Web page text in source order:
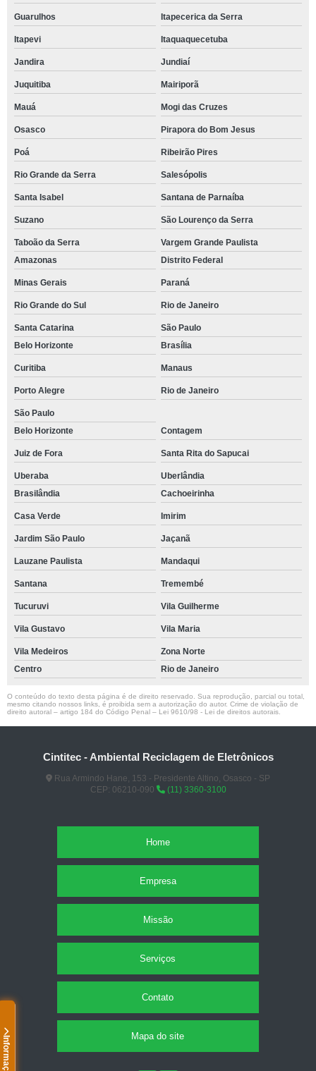
Informações
Guarulhos Itapecerica da Serra
Itapevi Itaquaquecetuba
Jandira Jundiaí
Juquitiba Mairiporã
Mauá Mogi das Cruzes
Osasco Pirapora do Bom Jesus
Poá Ribeirão Pires
Rio Grande da Serra Salesópolis
Santa Isabel Santana de Parnaíba
Suzano São Lourenço da Serra
Taboão da Serra
Vargem Grande Paulista
Amazonas
Distrito Federal
Minas Gerais Paraná
Rio Grande do Sul Rio de Janeiro
Santa Catarina
São Paulo
Belo Horizonte
Brasília
Curitiba Manaus
Porto Alegre Rio de Janeiro
São Paulo
Belo Horizonte
Contagem
Juiz de Fora Santa Rita do Sapucai
Uberaba
Uberlândia
Brasilândia
Cachoeirinha
Casa Verde Imirim
Jardim São Paulo Jaçanã
Lauzane Paulista Mandaqui
Santana Tremembé
Tucuruvi Vila Guilherme
Vila Gustavo Vila Maria
Vila Medeiros
Zona Norte
Centro
Rio de Janeiro
O conteúdo do texto desta página é de direito reservado. Sua reprodução, parcial ou total,
mesmo citando nossos links, é proibida sem a autorização do autor. Crime de violação de
direito autoral – artigo 184 do Código Penal – Lei 9610/98 - Lei de direitos autorais
Cintitec - Ambiental Reciclagem de Eletrônicos
Rua Armindo Hane, 153 - Presidente Altino, Osasco - SP
CEP: 06210-090
(11) 3360-3100
Home
Empresa
Missão
Serviços
Contato
Mapa do site